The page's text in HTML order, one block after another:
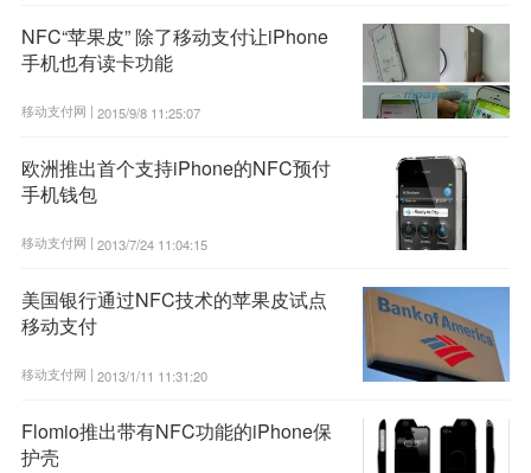
NFC“苹果皮” 除了移动支付让iPhone
手机也有读卡功能
移动支付网 | 2015/9/8 11:25:07
欧洲推出首个支持iPhone的NFC预付
手机钱包
移动支付网 | 2013/7/24 11:04:15
美国银行通过NFC技术的苹果皮试点
移动支付
移动支付网 | 2013/1/11 11:31:20
Flomio推出带有NFC功能的iPhone保
护壳